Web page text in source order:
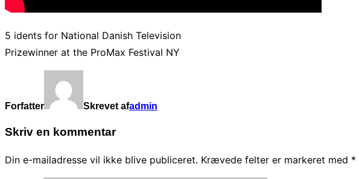
5 idents for National Danish Television
Prizewinner at the ProMax Festival NY
Forfatter Skrevet afadmin
Skriv en kommentar
Din e-mailadresse vil ikke blive publiceret. Krævede felter er markeret med *